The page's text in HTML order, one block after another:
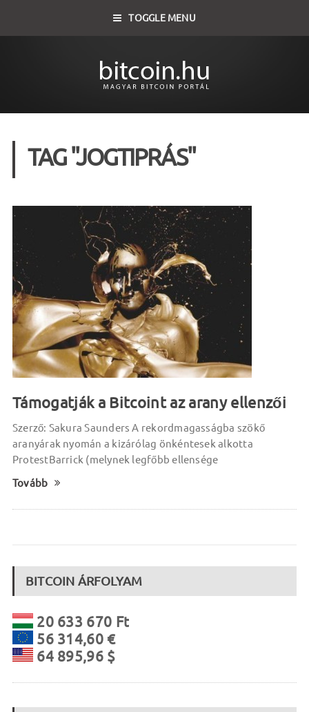
TOGGLE MENU
TAG "JOGTIPRÁS"
Támogatják a Bitcoint az arany ellenzői
Szerző: Sakura Saunders A rekordmagasságba szökő
aranyárak nyomán a kizárólag önkéntesek alkotta
ProtestBarrick (melynek legfőbb ellensége
Tovább
BITCOIN ÁRFOLYAM
20 633 670 Ft
56 314,60 €
64 895,96 $